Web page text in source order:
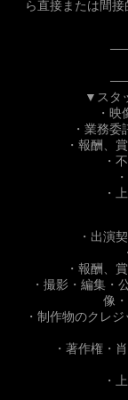
ら直接または間
▼スタ
・
・業務
・報酬、
・
・
・出演
・報酬、
・撮影・編集・
像
・制作物のクレ
・著作権・
・